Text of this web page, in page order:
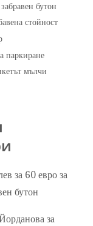
бутон
стойност
паркиране
мълчи
за 60 евро за
бутон
за